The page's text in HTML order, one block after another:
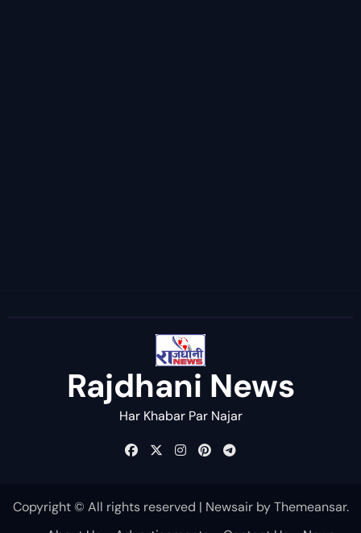
Rajdhani News
Har Khabar Par Najar
Copyright © All rights reserved | NewsairbyThemeansar.